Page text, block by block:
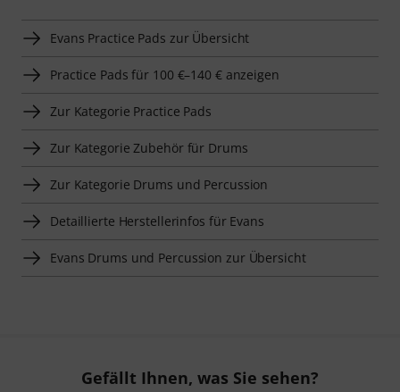
Evans Practice Pads zur Übersicht
Practice Pads für 100 €–140 € anzeigen
Zur Kategorie Practice Pads
Zur Kategorie Zubehör für Drums
Zur Kategorie Drums und Percussion
Detaillierte Herstellerinfos für Evans
Evans Drums und Percussion zur Übersicht
Gefällt Ihnen, was Sie sehen?